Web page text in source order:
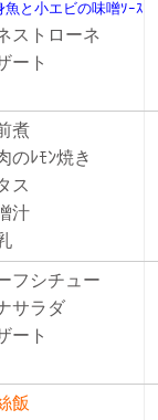
魚と小エビの味噌ｿｰｽ
ストローネ
ート
煮
のﾚﾓﾝ焼き
ス
汁
フシチュー
サラダ
ート
飯